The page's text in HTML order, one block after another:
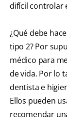
difícil controlar
¿Qué debe
tipo 2? Por
médico para
de vida. Por lo
dentista e
Ellos pueden
recomendar